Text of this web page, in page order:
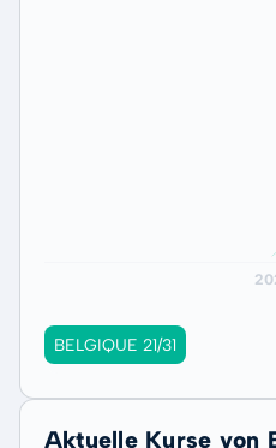
BELGIQUE 21/31
Aktuelle Kurse von